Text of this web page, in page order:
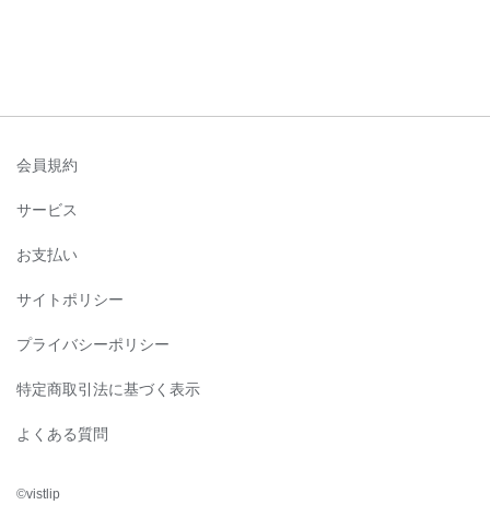
会員規約
サービス
お支払い
サイトポリシー
プライバシーポリシー
特定商取引法に基づく表示
よくある質問
©︎vistlip